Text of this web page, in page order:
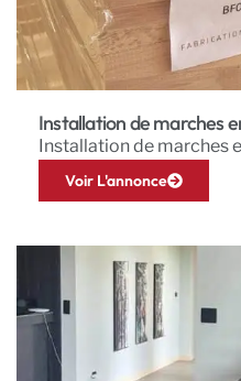
Installation de marches
Installation de marches
Voir L'annonce